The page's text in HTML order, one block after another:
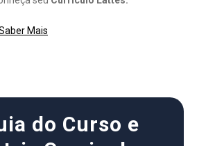
Mais
do Curso e